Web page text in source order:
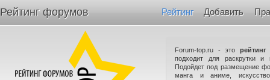
Рейтинг форумов Рейтинг Добавить
Forum-top.ru - это
подходит для раскрутки и
Подойдет под размещение
манга и аниме,